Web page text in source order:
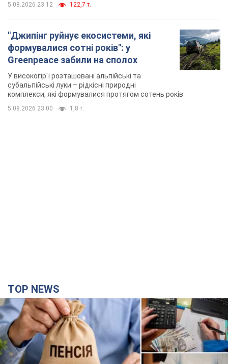
5.08.2026 23:12 122,7 т.
"Джипінг руйнує екосистеми, які
формувалися сотні років": у
Greenpeace забили на сполох
У високогір'ї розташовані альпійські та
субальпійські луки – рідкісні природні
комплекси, які формувалися протягом сотень років
5.08.2026 23:00 1,8 т.
TOP NEWS